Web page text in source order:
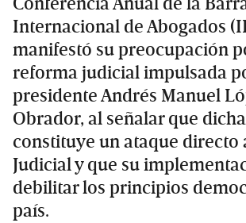
Internacional de Abogados
manifestó su preocupación
reforma judicial impulsada
presidente Andrés Manuel
Obrador, al señalar que
constituye un ataque directo
Judicial y que su
debilitar los principios
país.